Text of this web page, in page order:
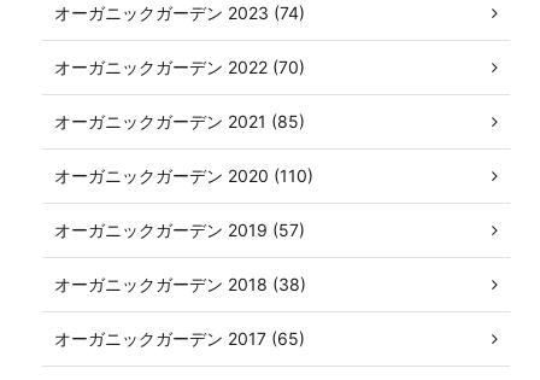
オーガニックガーデン 2023 (74)
オーガニックガーデン 2022 (70)
オーガニックガーデン 2021 (85)
オーガニックガーデン 2020 (110)
オーガニックガーデン 2019 (57)
オーガニックガーデン 2018 (38)
オーガニックガーデン 2017 (65)